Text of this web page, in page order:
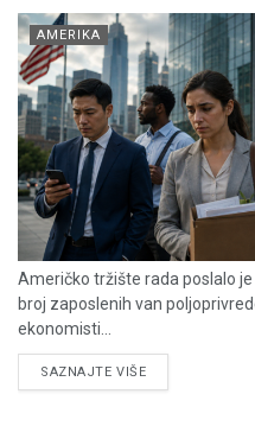
AMERIKA
Američko tržište rada poslalo
broj zaposlenih van
ekonomisti...
SAZNAJTE VIŠEDETAILS